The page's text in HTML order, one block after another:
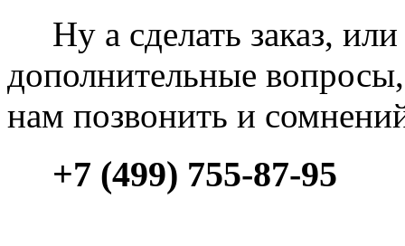
Ну а сделать заказ, или
дополнительные вопросы,
нам позвонить и
+7 (499) 755-87-95